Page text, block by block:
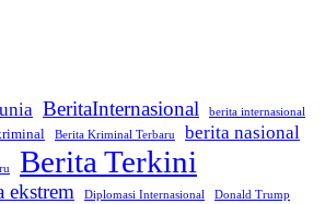
BeritaInternasional berita internasional
Berita Kriminal Terbaru berita nasional
Berita Terkini
ekstrem Diplomasi Internasional
Donald Trump